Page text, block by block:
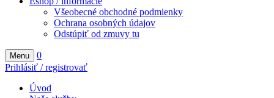
Všeobecné obchodné podmienky
Ochrana osobných údajov
Odstúpiť od zmuvy tu
Menu
0
Prihlásiť / registrovať
Úvod